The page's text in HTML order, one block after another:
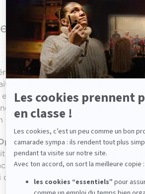
qui vous a marquée
m’ont récemment marquée,
théâtre et cabaret. Ce qui m’a
- ils m’ont fait penser
déroulait une série de petites
sortie touchée et amusée.
Comique,était présenté sous
un rôle à part entière, créant les
à raconter une histoire si riche
coup de cœur pour la poésie du